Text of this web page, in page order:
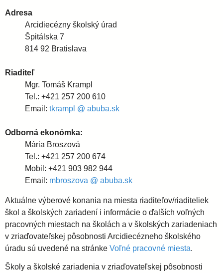
Adresa
Arcidiecézny školský úrad
Špitálska 7
814 92 Bratislava
Riaditeľ
Mgr. Tomáš Krampl
Tel.: +421 257 200 610
Email: tkrampl @ abuba.sk
Odborná ekonómka:
Mária Broszová
Tel.: +421 257 200 674
Mobil: +421 903 982 944
Email: mbroszova @ abuba.sk
Aktuálne výberové konania na miesta riaditeľov/riaditeliek
škol a školských zariadení i informácie o ďalších voľných
pracovných miestach na školách a v školských zariadeniach
v zriaďovateľskej pôsobnosti Arcidiecézneho školského
úradu sú uvedené na stránke Voľné pracovné miesta.
Školy a školské zariadenia v zriaďovateľskej pôsobnosti